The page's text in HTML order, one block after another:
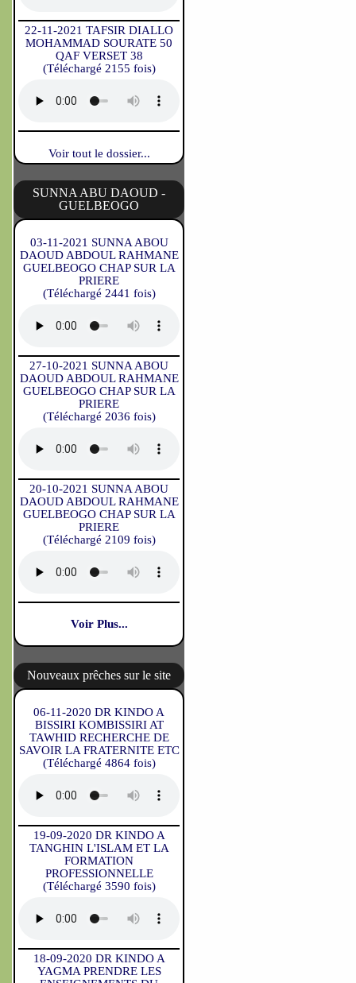
22-11-2021 TAFSIR DIALLO
MOHAMMAD SOURATE 50
QAF VERSET 38
(Téléchargé 2155 fois)
Voir tout le dossier...
SUNNA ABU DAOUD -
GUELBEOGO
03-11-2021 SUNNA ABOU
DAOUD ABDOUL RAHMANE
GUELBEOGO CHAP SUR LA
PRIERE
(Téléchargé 2441 fois)
27-10-2021 SUNNA ABOU
DAOUD ABDOUL RAHMANE
GUELBEOGO CHAP SUR LA
PRIERE
(Téléchargé 2036 fois)
20-10-2021 SUNNA ABOU
DAOUD ABDOUL RAHMANE
GUELBEOGO CHAP SUR LA
PRIERE
(Téléchargé 2109 fois)
Voir Plus...
Nouveaux prêches sur le site
06-11-2020 DR KINDO A
BISSIRI KOMBISSIRI AT
TAWHID RECHERCHE DE
SAVOIR LA FRATERNITE ETC
(Téléchargé 4864 fois)
19-09-2020 DR KINDO A
TANGHIN L'ISLAM ET LA
FORMATION
PROFESSIONNELLE
(Téléchargé 3590 fois)
18-09-2020 DR KINDO A
YAGMA PRENDRE LES